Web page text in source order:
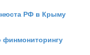
РФ в Крыму
финмониторингу